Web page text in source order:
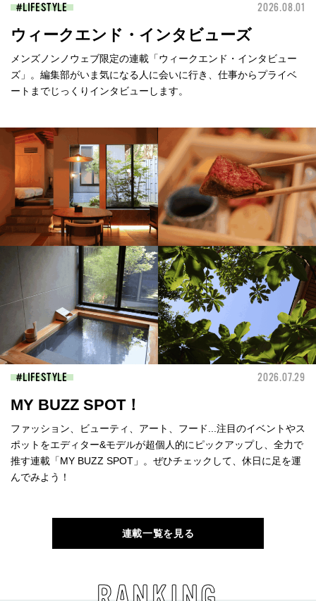
LIFESTYLE 2026.08.01
ウィークエンド・インタビューズ
メンズノンノウェブ限定の連載「ウィークエンド・インタビュー
ズ」。編集部がいま気になる人に会いに行き、仕事からプライベ
ートまでじっくりインタビューします。
LIFESTYLE 2026.07.29
MY BUZZ SPOT！
ファッション、ビューティ、アート、フード...注目のイベントやス
ポットをエディター&モデルが超個人的にピックアップし、全力で
推す連載「MY BUZZ SPOT」。ぜひチェックして、休日に足を運
んでみよう！
連載一覧を見る